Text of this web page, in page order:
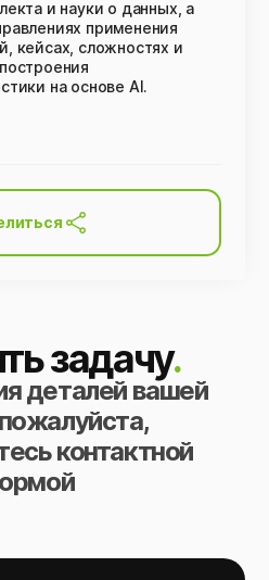
и науки о данных, а
применения
кейсах, сложностях и
на основе AI.
задачу.
деталей вашей
контактной